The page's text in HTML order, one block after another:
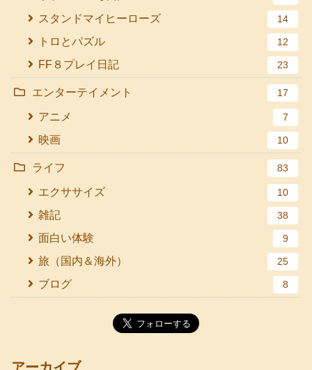
スタンドマイヒーローズ 14
トロとパズル 12
FF８プレイ日記 23
エンターテイメント 17
アニメ 7
映画 10
ライフ 83
エクササイズ 10
雑記 38
面白い体験 9
旅（国内＆海外） 25
ブログ 8